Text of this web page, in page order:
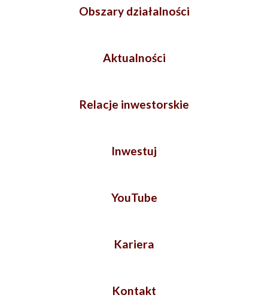
Obszary działalności
Aktualności
Relacje inwestorskie
Inwestuj
YouTube
Kariera
Kontakt